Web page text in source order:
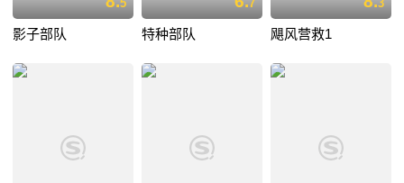
5
影子部队
7
特种部队
3
飓风营救1